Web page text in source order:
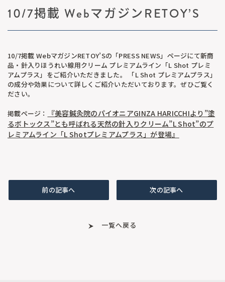
10/7掲載 WebマガジンRETOY’S
10/7掲載 WebマガジンRETOY’Sの「PRESS NEWS」ページにて新商
品・針入りほうれい線用クリーム プレミアムライン「L Shot プレミ
アムプラス」をご紹介いただきました。 「L Shot プレミアムプラス」
の成分や効果について詳しくご紹介いただいております。ぜひご覧く
ださい。
掲載ページ：
『美容鍼灸院のパイオニアGINZA HARICCHIより”塗
るボトックス”とも呼ばれる天然の針入りクリーム”L Shot”のプ
レミアムライン「L Shotプレミアムプラス」が登場』
前の記事へ
一覧へ戻る
次の記事へ